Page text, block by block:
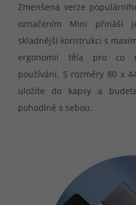
Zmenšená verze
označením Mini přináší
skladnější konstrukci s
ergonomii těla pro co
používání. S rozměry 80 x
uložíte do kapsy a
pohodlně s sebou.